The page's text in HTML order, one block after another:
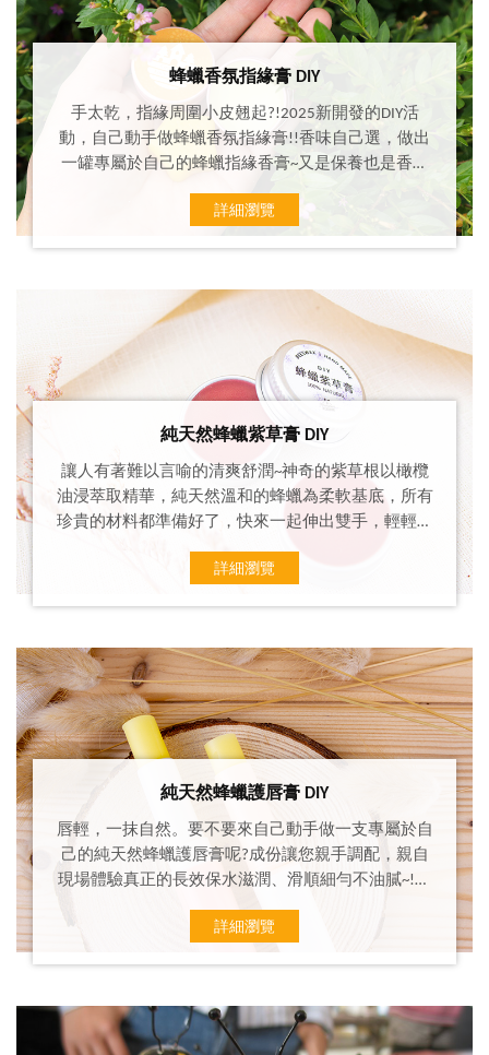
蜂蠟香氛指緣膏 DIY
手太乾，指緣周圍小皮翹起?!2025新開發的DIY活
動，自己動手做蜂蠟香氛指緣膏!!香味自己選，做出
一罐專屬於自己的蜂蠟指緣香膏~又是保養也是香氛
取自我們蓄養的蜜蜂，輕煉純淨蜂蠟，讓您手中散發
淡雅/木質調/花果甜香，香調自選，讓保養可以散發
詳細瀏覽
純天然蜂蠟紫草膏 DIY
讓人有著難以言喻的清爽舒潤~神奇的紫草根以橄欖
油浸萃取精華，純天然溫和的蜂蠟為柔軟基底，所有
珍貴的材料都準備好了，快來一起伸出雙手，輕輕的
詳細瀏覽
純天然蜂蠟護唇膏 DIY
唇輕，一抹自然。要不要來自己動手做一支專屬於自
己的純天然蜂蠟護唇膏呢?成份讓您親手調配，親自
現場體驗真正的長效保水滋潤、滑順細勻不油膩~!採
蜂蠟，讓您唇間散發細淡花果蜜甜香，那天然的清爽
溫和，讓心情變得甜蜜蜜的，用過都推薦~!
詳細瀏覽